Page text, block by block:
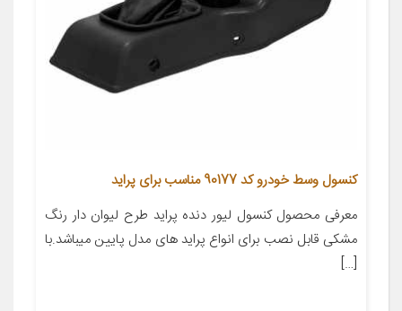
کنسول وسط خودرو کد 90177 مناسب برای پراید
معرفی محصول کنسول لیور دنده پراید طرح لیوان دار رنگ
مشکی قابل نصب برای انواع پراید های مدل پایین میباشد.با
[…]